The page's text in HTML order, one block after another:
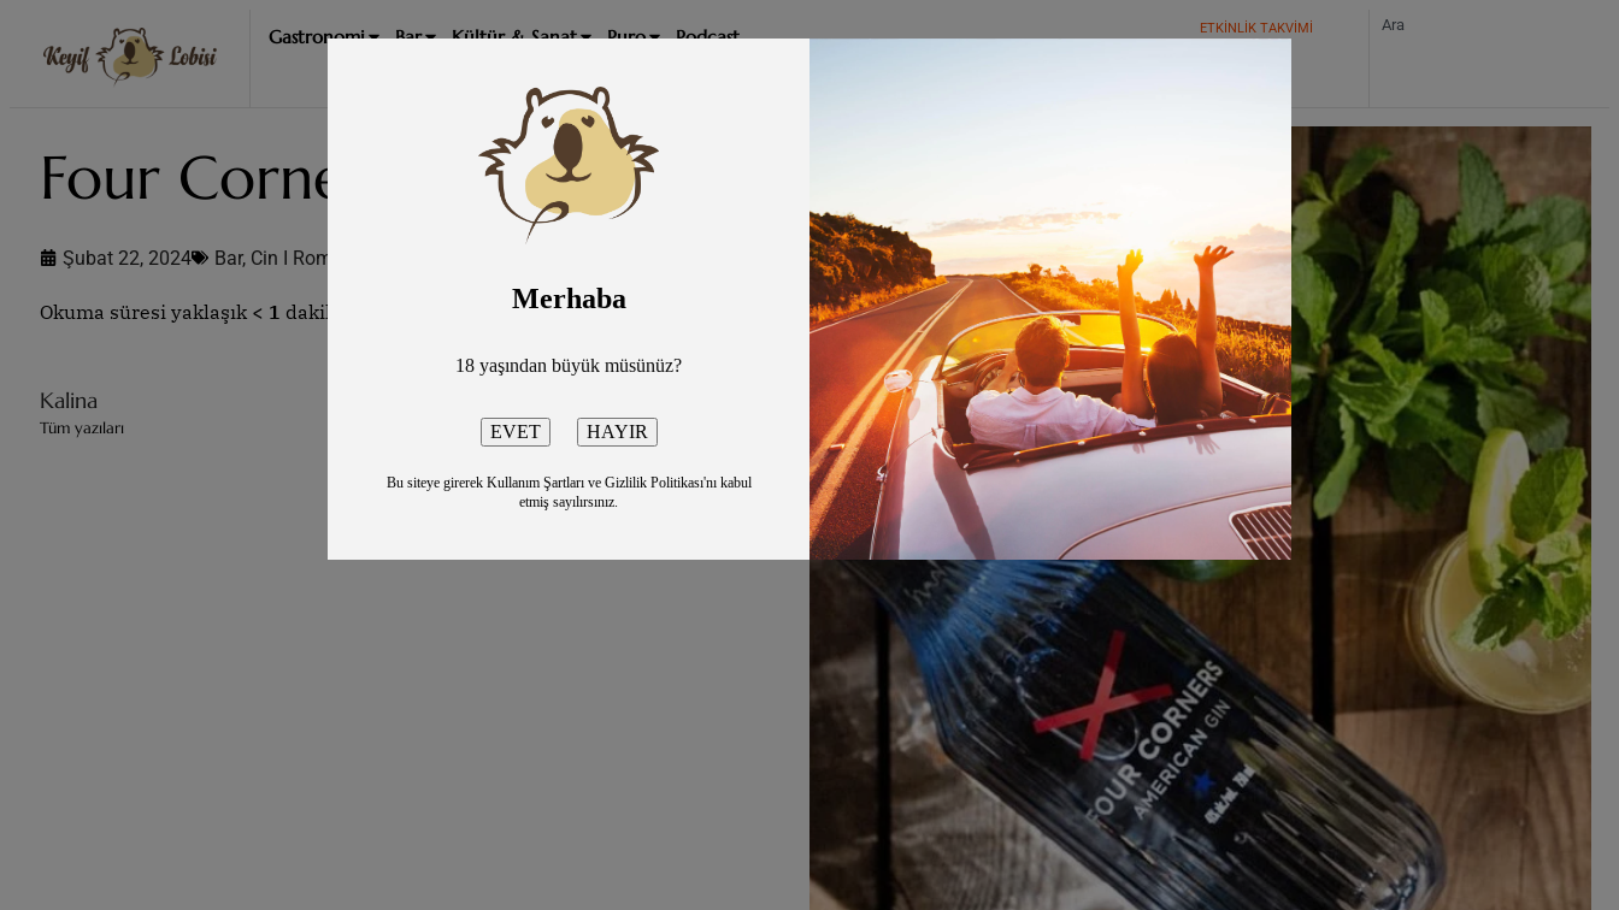
Gastronomi Bar Kültür & Sanat Puro Podcast ETKİNLİK TAKVİMİ
Four Corners Cin
Şubat 22, 2024 Bar, Cin I Rom I Konyak ...
Okuma süresi yaklaşık < 1 dakika
Kalina
Tüm yazıları
Merhaba
18 yaşından büyük müsünüz?
Bu siteye girerek Kullanım Şartları ve Gizlilik Politikası'nı kabul
etmiş sayılırsınız.